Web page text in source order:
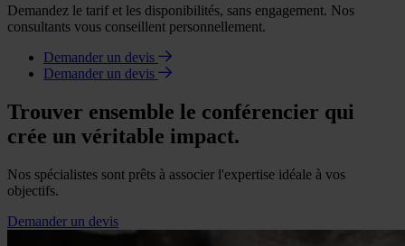
Demandez le tarif et les disponibilités, sans engagement. Nos
consultants vous conseillent personnellement.
Demander un devis
Demander un devis
Trouver ensemble le conférencier qui
crée un véritable impact.
Nos spécialistes sont prêts à associer l'expertise idéale à vos
objectifs.
Demander un devis